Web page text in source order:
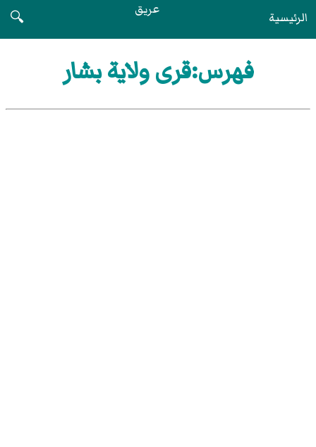
الرئيسية عريق
🔍
فهرس:قرى ولاية بشار